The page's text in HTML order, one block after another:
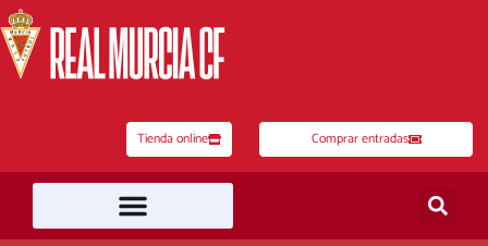
al
contenido
Tienda online Comprar entradas